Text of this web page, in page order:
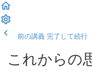
前の講義 完了して続行
これからの